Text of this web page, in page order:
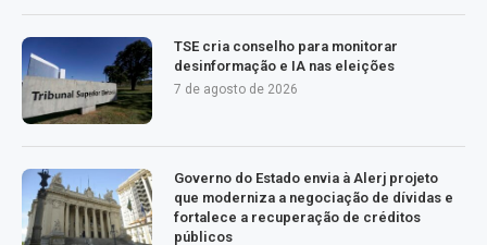
TSE cria conselho para monitorar
desinformação e IA nas eleições
7 de agosto de 2026
Governo do Estado envia à Alerj projeto
que moderniza a negociação de dívidas e
fortalece a recuperação de créditos
públicos